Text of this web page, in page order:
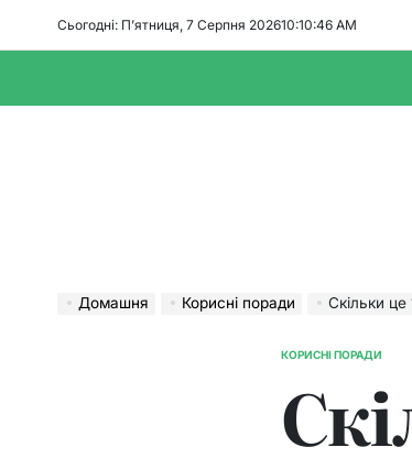
Сьогодні: П’ятниця, 7 Серпня 202610:10:46 AM
Домашня Корисні поради Скільки це
ОПУБЛІКУВАТИ
КОРИСНІ ПОРАДИ